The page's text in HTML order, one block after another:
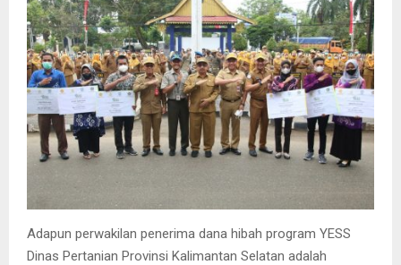
Adapun perwakilan penerima dana hibah program YESS
Dinas Pertanian Provinsi Kalimantan Selatan adalah